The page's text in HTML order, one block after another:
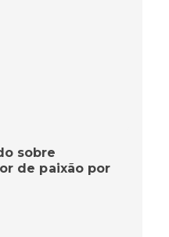
sobre
de paixão por